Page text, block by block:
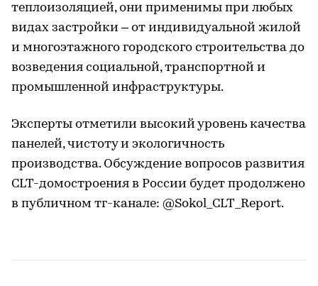
теплоизоляцией, они применимы при любых
видах застройки – от индивидуальной жилой
и многоэтажного городского строительства до
возведения социальной, транспортной и
промышленной инфраструктуры.
Эксперты отметили высокий уровень качества
панелей, чистоту и экологичность
производства. Обсуждение вопросов развития
CLT-домостроения в России будет продолжено
в публичном тг-канале: @Sokol_CLT_Report.